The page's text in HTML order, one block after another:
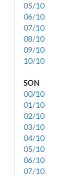
05/10
06/10
07/10
08/10
09/10
10/10
SON
00/10
01/10
02/10
03/10
04/10
05/10
06/10
07/10